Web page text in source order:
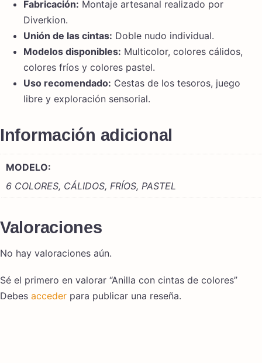
Fabricación: Montaje artesanal realizado por
Diverkion.
Unión de las cintas: Doble nudo individual.
Modelos disponibles: Multicolor, colores cálidos,
colores fríos y colores pastel.
Uso recomendado: Cestas de los tesoros, juego
libre y exploración sensorial.
Información adicional
MODELO:
6 COLORES, CÁLIDOS, FRÍOS, PASTEL
Valoraciones
No hay valoraciones aún.
Sé el primero en valorar “Anilla con cintas de colores”
Debes acceder para publicar una reseña.